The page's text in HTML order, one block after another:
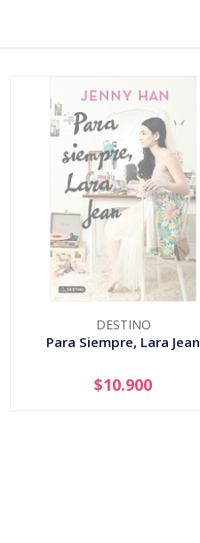
DESTINO
Para Siempre, Lara Jean
AGOTADO
$10.900